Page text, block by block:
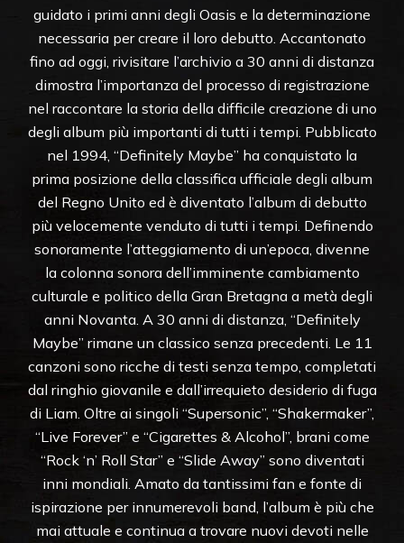
guidato i primi anni degli Oasis e la determinazione
necessaria per creare il loro debutto. Accantonato
fino ad oggi, rivisitare l’archivio a 30 anni di distanza
dimostra l’importanza del processo di registrazione
nel raccontare la storia della difficile creazione di uno
degli album più importanti di tutti i tempi. Pubblicato
nel 1994, “Definitely Maybe” ha conquistato la
prima posizione della classifica ufficiale degli album
del Regno Unito ed è diventato l’album di debutto
più velocemente venduto di tutti i tempi. Definendo
sonoramente l’atteggiamento di un’epoca, divenne
la colonna sonora dell’imminente cambiamento
culturale e politico della Gran Bretagna a metà degli
anni Novanta. A 30 anni di distanza, “Definitely
Maybe” rimane un classico senza precedenti. Le 11
canzoni sono ricche di testi senza tempo, completati
dal ringhio giovanile e dall’irrequieto desiderio di fuga
di Liam. Oltre ai singoli “Supersonic”, “Shakermaker”,
“Live Forever” e “Cigarettes & Alcohol”, brani come
“Rock ‘n’ Roll Star” e “Slide Away” sono diventati
inni mondiali. Amato da tantissimi fan e fonte di
ispirazione per innumerevoli band, l’album è più che
mai attuale e continua a trovare nuovi devoti nelle